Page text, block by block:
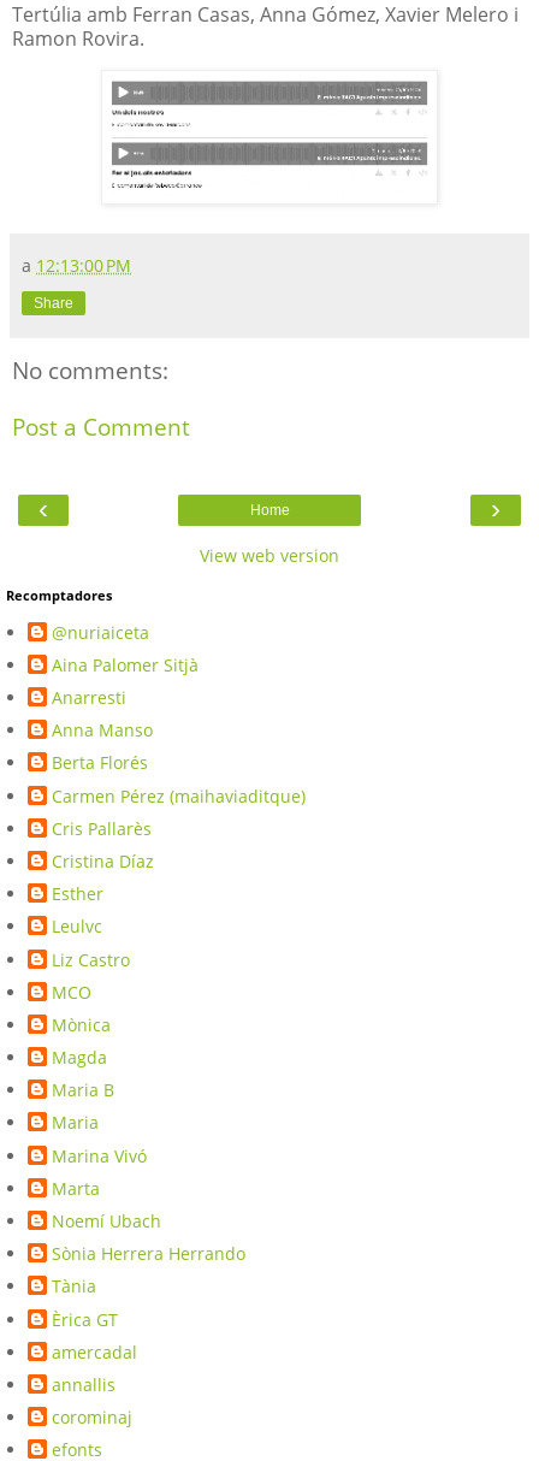
Tertúlia amb Ferran Casas, Anna Gómez, Xavier Melero i
Ramon Rovira.
a 12:13:00 PM
Share
No comments:
Post a Comment
‹ ›
Home
View web version
Recomptadores
@nuriaiceta
Aina Palomer Sitjà
Anarresti
Anna Manso
Berta Florés
Carmen Pérez (maihaviaditque)
Cris Pallarès
Cristina Díaz
Esther
Leulvc
Liz Castro
MCO
Mònica
Magda
Maria B
Maria
Marina Vivó
Marta
Noemí Ubach
Sònia Herrera Herrando
Tània
Èrica GT
amercadal
annallis
corominaj
efonts